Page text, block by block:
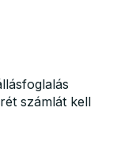
számlát kell